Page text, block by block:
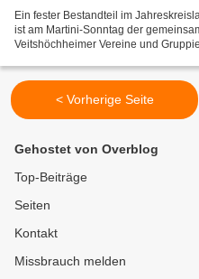
Ein fester Bestandteil im
ist am Martini-Sonntag der
Veitshöchheimer Vereine und
< Vorherige Seite
Gehostet von Overblog
Top-Beiträge
Seiten
Kontakt
Missbrauch melden